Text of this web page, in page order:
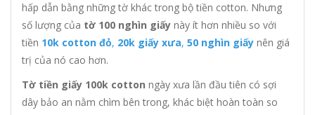
hấp dẫn bằng những tờ khác trong bộ tiền cotton. Nhưng
số lượng của tờ 100 nghìn giấy này ít hơn nhiều so với
tiền 10k cotton đỏ, 20k giấy xưa, 50 nghìn giấy nên giá
trị của nó cao hơn.
Tờ tiền giấy 100k cotton ngày xưa lần đầu tiên có sợi
dây bảo an nằm chìm bên trong, khác biệt hoàn toàn so